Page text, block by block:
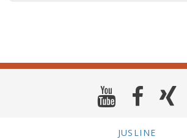
JUSLINE